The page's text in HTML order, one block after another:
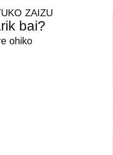
ZAIZU
bai?
ohiko